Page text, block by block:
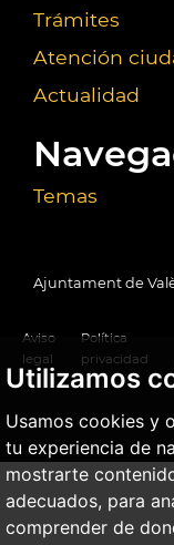
Utilizamos
Usamos cookies y
tu experiencia de
mostrarte
adecuados, para
comprender de
Trámites
Atención
Actualidad
Temas
Ajuntament de
Aviso
legal
Política
privacidad